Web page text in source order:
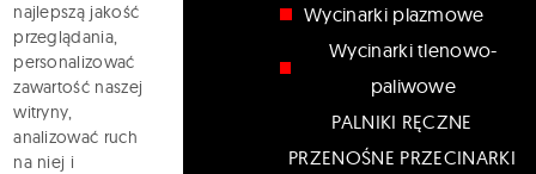
Wycinarki plazmowe
Wycinarki tlenowo-
paliwowe
PALNIKI RĘCZNE
PRZENOŚNE PRZECINARKI
najlepszą jakość
przeglądania,
personalizować
zawartość naszej
witryny,
analizować ruch
na niej i